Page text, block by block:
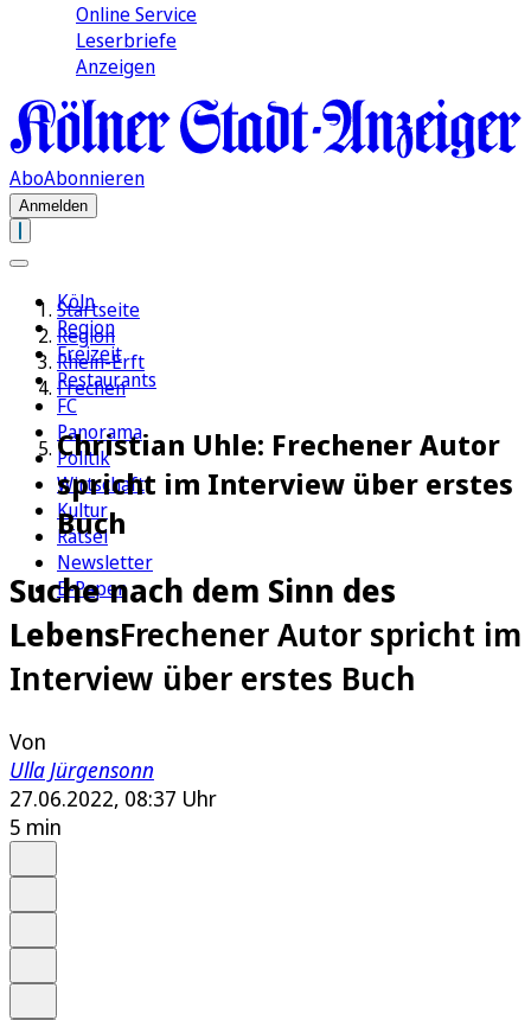
Online Service
Leserbriefe
Anzeigen
AboAbonnieren
Anmelden
Köln
Region
Freizeit
Restaurants
FC
Panorama
Politik
Wirtschaft
Kultur
Rätsel
Newsletter
E-Paper
Startseite
Region
Rhein-Erft
Frechen
Christian Uhle: Frechener Autor
spricht im Interview über erstes
Buch
Suche nach dem Sinn des
LebensFrechener Autor spricht im
Interview über erstes Buch
Von
Ulla Jürgensonn
27.06.2022, 08:37 Uhr
5 min